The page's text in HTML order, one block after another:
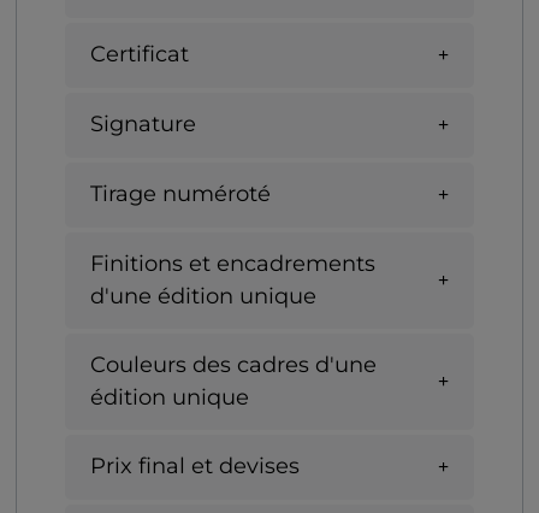
Certificat
Signature
Tirage numéroté
Finitions et encadrements
d'une édition unique
Couleurs des cadres d'une
édition unique
Prix final et devises